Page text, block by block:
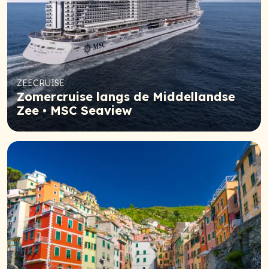
ZEECRUISE
Zomercruise langs de Middellandse
Zee • MSC Seaview